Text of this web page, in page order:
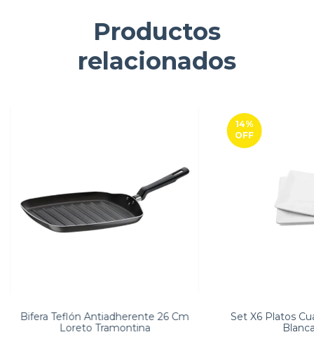
Productos
relacionados
Bifera Teflón Antiadherente 26 Cm
Loreto Tramontina
14%
OFF
Set X6 Platos